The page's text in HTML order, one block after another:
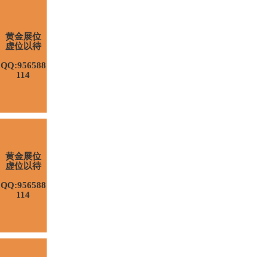
黄金展位
虚位以待
QQ:956588
114
黄金展位
虚位以待
QQ:956588
114